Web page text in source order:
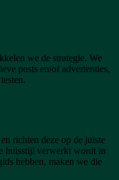
we de strategie. We
posts en/of advertenties,
richten deze op de juiste
huisstijl verwerkt wordt in
hebben, maken we die